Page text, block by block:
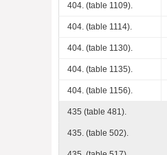
404. (table 1109).
404. (table 1114).
404. (table 1130).
404. (table 1135).
404. (table 1156).
435 (table 481).
435. (table 502).